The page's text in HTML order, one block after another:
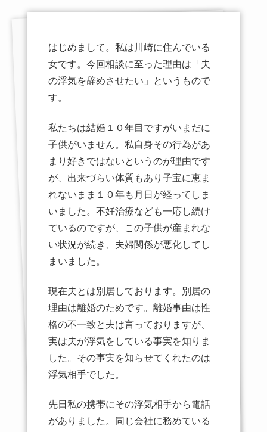
はじめまして。私は川崎に住んでいる
女です。今回相談に至った理由は「夫
の浮気を辞めさせたい」というもので
す。
私たちは結婚１０年目ですがいまだに
子供がいません。私自身その行為があ
まり好きではないというのが理由です
が、出来づらい体質もあり子宝に恵ま
れないまま１０年も月日が経ってしま
いました。不妊治療なども一応し続け
ているのですが、この子供が産まれな
い状況が続き、夫婦関係が悪化してし
まいました。
現在夫とは別居しております。別居の
理由は離婚のためです。離婚事由は性
格の不一致と夫は言っておりますが、
実は夫が浮気をしている事実を知りま
した。その事実を知らせてくれたのは
浮気相手でした。
先日私の携帯にその浮気相手から電話
がありました。同じ会社に務めている